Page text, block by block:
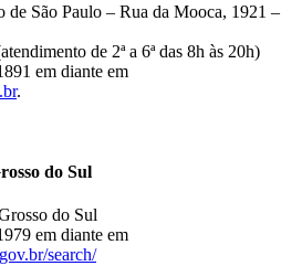
de São Paulo – Rua da Mooca, 1921 –
de 2ª a 6ª das 8h às 20h)
em diante em
.
do Sul
do Sul
em diante em
search/